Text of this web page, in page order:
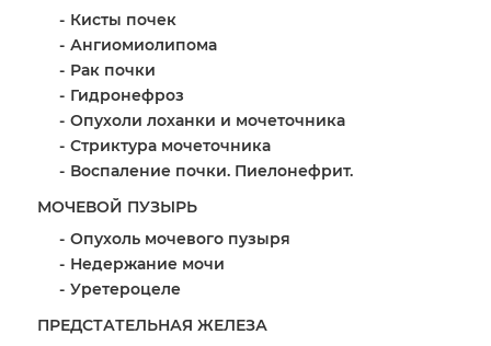
Кисты почек
Ангиомиолипома
Рак почки
Гидронефроз
Опухоли лоханки и мочеточника
Стриктура мочеточника
Воспаление почки. Пиелонефрит.
МОЧЕВОЙ ПУЗЫРЬ
Опухоль мочевого пузыря
Недержание мочи
Уретероцеле
ПРЕДСТАТЕЛЬНАЯ ЖЕЛЕЗА